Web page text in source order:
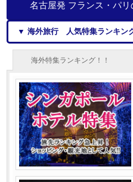
名古屋発 フランス・パ
▼ 海外旅行 人気特集ランキン
海外特集ランキング！！